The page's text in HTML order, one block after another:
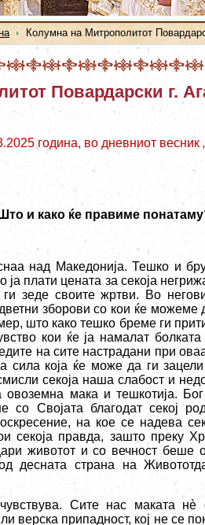
Колумна на Митрополитот
Повардарски г.
година, во дневниот весник
Што и како ќе правиме
над Македонија. Тешко и
ја плати цената за секоја
ги зеде своите жртви. Во
зборови со кои ќе можеме
што како тешко бреме ги
кои ќе ја намалат
на сите настрадани при
сила која ќе може да ги
секоја наша слабост и
овоземна мака и тешкотија.
Својата благодат секој
на кое се надева
секоја правда, зашто преку
животот и со вечност беше
десната страна на
Сите нас маката нè
верска припадност, кој не се